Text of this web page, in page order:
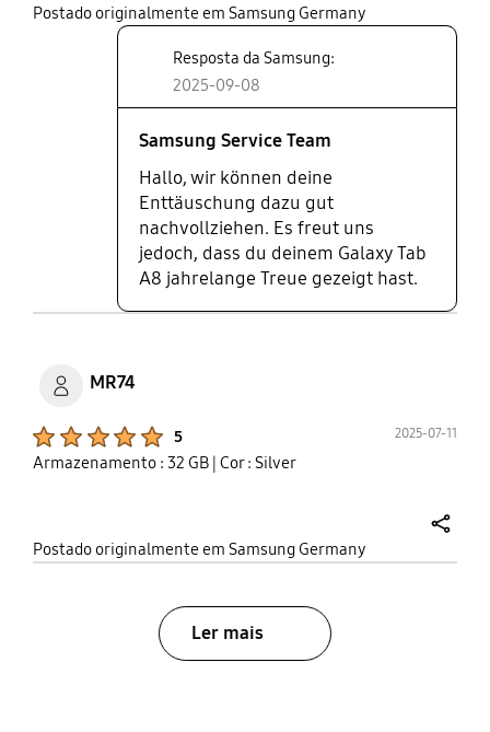
Postado originalmente em Samsung Germany
Resposta da Samsung:
2025-09-08
Samsung Service Team
Hallo, wir können deine
Enttäuschung dazu gut
nachvollziehen. Es freut uns
jedoch, dass du deinem Galaxy Tab
A8 jahrelange Treue gezeigt hast.
MR74
5 2025-07-11
Armazenamento : 32 GB | Cor : Silver
Postado originalmente em Samsung Germany
Ler mais